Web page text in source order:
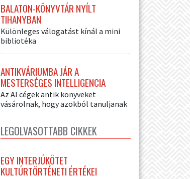
BALATON-KÖNYVTÁR NYÍLT
TIHANYBAN
Különleges válogatást kínál a mini
bibliotéka
ANTIKVÁRIUMBA JÁR A
MESTERSÉGES INTELLIGENCIA
Az AI cégek antik könyveket
vásárolnak, hogy azokból tanuljanak
LEGOLVASOTTABB CIKKEK
EGY INTERJÚKÖTET
KULTÚRTÖRTÉNETI ÉRTÉKEI